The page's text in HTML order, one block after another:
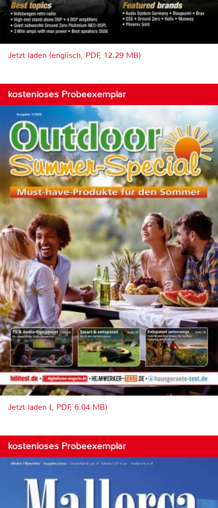
Jetzt laden (englisch, PDF, 12.29 MB)
kostenloses Probeexemplar
Jetzt laden (, PDF, 6.04 MB)
kostenloses Probeexemplar